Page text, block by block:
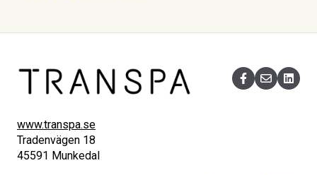
www.transpa.se
Tradenvägen 18
45591 Munkedal